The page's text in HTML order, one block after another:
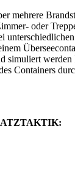
mehrere
oder
simuliert werden
Containers